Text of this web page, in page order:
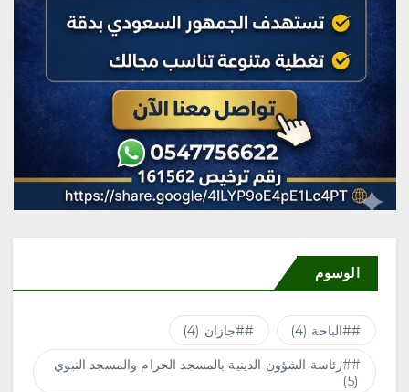
الوسوم
#الباحة (4) #جازان (4)
#رئاسة الشؤون الدينية بالمسجد الحرام والمسجد النبوي
(5)